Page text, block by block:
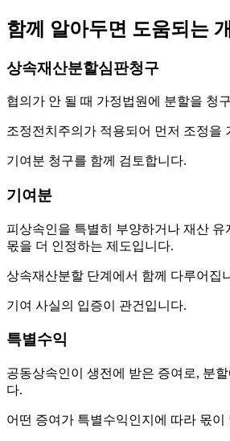
함께 알아두면 도움되는
상속재산분할심판청구
협의가 안 될 때 가정법원에 분할을 청
조정전치주의가 적용되어 먼저 조정을
기여분 청구를 함께 검토합니다.
기여분
피상속인을 특별히 부양하거나 재산 유
몫을 더 인정하는 제도입니다.
상속재산분할 단계에서 함께 다루어집
기여 사실의 입증이 관건입니다.
특별수익
공동상속인이 생전에 받은 증여로, 분
다.
어떤 증여가 특별수익인지에 따라 몫이